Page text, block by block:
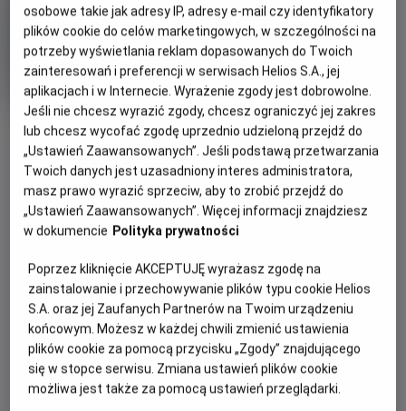
OBSERWUJ
Iluzja
Oryginalny
tytuł
Now You see Me Gatunek
Thriller
Minimalny
wiek
Od 13 lat
Czas
trwania
115 min
Kraj
i
rok
produkcji
Francja, USA
PREMIERA
28 czerwca 2013
Louis Leterrier Edward Ricourt, Boaz Yakin
OBSADA
Jesse Eisenberg, Mark Ruffalo, Michael Caine
WIĘCEJ SZCZEGÓŁÓW
Istniejąca od wieków tajna organizacja OKO zbiera ekipę
najbardziej utalentowanych, obdarzonych niezwykłymi
umiejętnościami iluzjonistów i powierza im cel, którego nikt
dotąd nie miał odwagi się podjąć. O grupie robi się głośno
po spektaklu, podczas którego rabują bank znajdujący się
na innym kontynencie, a miliony przelewają na konta ludzi
osobowe takie jak adresy IP, adresy e-mail czy identyfikatory
plików cookie do celów marketingowych, w szczególności na
potrzeby wyświetlania reklam dopasowanych do Twoich
zainteresowań i preferencji w serwisach Helios S.A., jej
aplikacjach i w Internecie. Wyrażenie zgody jest dobrowolne.
Jeśli nie chcesz wyrazić zgody, chcesz ograniczyć jej zakres
lub chcesz wycofać zgodę uprzednio udzieloną przejdź do
„Ustawień Zaawansowanych”. Jeśli podstawą przetwarzania
Twoich danych jest uzasadniony interes administratora,
masz prawo wyrazić sprzeciw, aby to zrobić przejdź do
„Ustawień Zaawansowanych”. Więcej informacji znajdziesz
w dokumencie Polityka prywatności
Poprzez kliknięcie AKCEPTUJĘ wyrażasz zgodę na
zainstalowanie i przechowywanie plików typu cookie Helios
S.A. oraz jej Zaufanych Partnerów na Twoim urządzeniu
końcowym. Możesz w każdej chwili zmienić ustawienia
plików cookie za pomocą przycisku „Zgody” znajdującego
się w stopce serwisu. Zmiana ustawień plików cookie
możliwa jest także za pomocą ustawień przeglądarki.